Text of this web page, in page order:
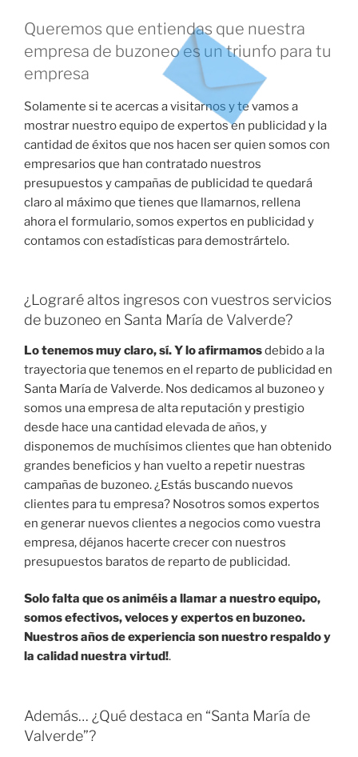
Queremos que entiendas que nuestra
empresa de buzoneo es un triunfo para tu
empresa
Solamente si te acercas a visitarnos y te vamos a
mostrar nuestro equipo de expertos en publicidad y la
cantidad de éxitos que nos hacen ser quien somos con
empresarios que han contratado nuestros
presupuestos y campañas de publicidad te quedará
claro al máximo que tienes que llamarnos, rellena
ahora el formulario, somos expertos en publicidad y
contamos con estadísticas para demostrártelo.
¿Lograré altos ingresos con vuestros servicios
de buzoneo en Santa María de Valverde?
Lo tenemos muy claro, sí. Y lo afirmamosdebido a la
trayectoria que tenemos en el reparto de publicidad en
Santa María de Valverde. Nos dedicamos al buzoneo y
somos una empresa de alta reputación y prestigio
desde hace una cantidad elevada de años, y
disponemos de muchísimos clientes que han obtenido
grandes beneficios y han vuelto a repetir nuestras
campañas de buzoneo. ¿Estás buscando nuevos
clientes para tu empresa? Nosotros somos expertos
en generar nuevos clientes a negocios como vuestra
empresa, déjanos hacerte crecer con nuestros
presupuestos baratos de reparto de publicidad.
Solo falta que os animéis a llamar a nuestro equipo,
somos efectivos, veloces y expertos en buzoneo.
Nuestros años de experiencia son nuestro respaldo y
la calidad nuestra virtud!.
Además… ¿Qué destaca en “Santa María de
Valverde”?